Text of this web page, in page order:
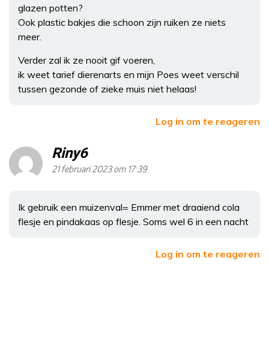
glazen potten?
Ook plastic bakjes die schoon zijn ruiken ze niets
meer.
Verder zal ik ze nooit gif voeren,
ik weet tarief dierenarts en mijn Poes weet verschil
tussen gezonde of zieke muis niet helaas!
Log in om te reageren
Riny6
21 februari 2023 om 17:39
Ik gebruik een muizenval= Emmer met draaiend cola
flesje en pindakaas op flesje. Soms wel 6 in een nacht
Log in om te reageren